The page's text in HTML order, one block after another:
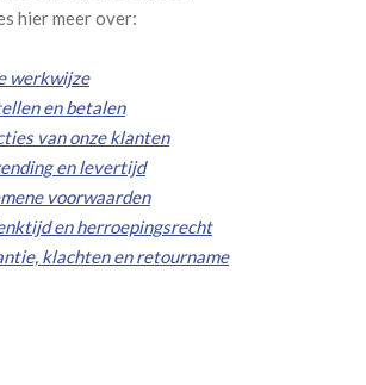
hier meer over:
werkwijze
en betalen
van onze klanten
en levertijd
voorwaarden
en herroepingsrecht
klachten en retourname